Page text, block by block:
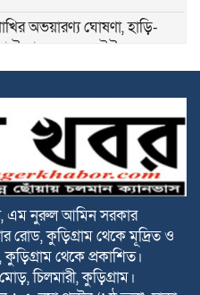
অভয়ারণ্য ঘোষণা, হাড়ি-
উদ্বোধন করলেন ইউএনও
জুলাই গনঅভ্যুত্থান দিবসে জুলাই
শহীদের পরিবারবর্গকে সংবর্ধনা
মাদকদ্রব ইয়াবা টেবলেটসহ
বিনাশ্রম কারাদণ্ড ও ২০০০
কমাতে বজ্রনিরোধক হিসেবে
গাছের চারা রোপণ
এম নুরুল আমিন সরকার
রোড, কুড়িগ্রাম থেকে মূদ্রিত ও
কুড়িগ্রাম থেকে প্রকাশিত।
চিলমারী, কুড়িগ্রাম।